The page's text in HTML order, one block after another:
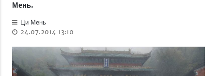
Мень.
Ци Мень
24.07.2014 13:10